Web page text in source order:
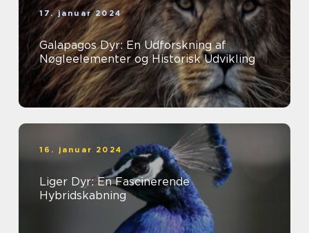
17. januar 2024
Galapagos Dyr: En Udforskning af
Nøgleelementer og Historisk Udvikling
16. januar 2024
Liger Dyr: En Fascinerende
Hybridskabning